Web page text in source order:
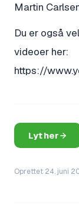
Martin
Du er også
videoer her:
https://
Lyt her
Oprettet 24. juni